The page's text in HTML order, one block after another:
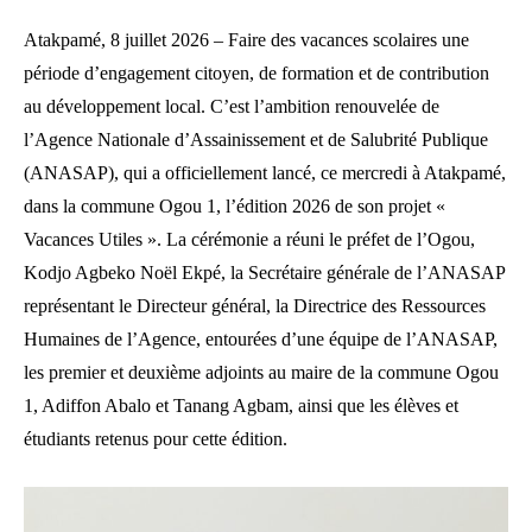
Atakpamé, 8 juillet 2026 – Faire des vacances scolaires une
période d’engagement citoyen, de formation et de contribution
au développement local. C’est l’ambition renouvelée de
l’Agence Nationale d’Assainissement et de Salubrité Publique
(ANASAP), qui a officiellement lancé, ce mercredi à Atakpamé,
dans la commune Ogou 1, l’édition 2026 de son projet «
Vacances Utiles ». La cérémonie a réuni le préfet de l’Ogou,
Kodjo Agbeko Noël Ekpé, la Secrétaire générale de l’ANASAP
représentant le Directeur général, la Directrice des Ressources
Humaines de l’Agence, entourées d’une équipe de l’ANASAP,
les premier et deuxième adjoints au maire de la commune Ogou
1, Adiffon Abalo et Tanang Agbam, ainsi que les élèves et
étudiants retenus pour cette édition.